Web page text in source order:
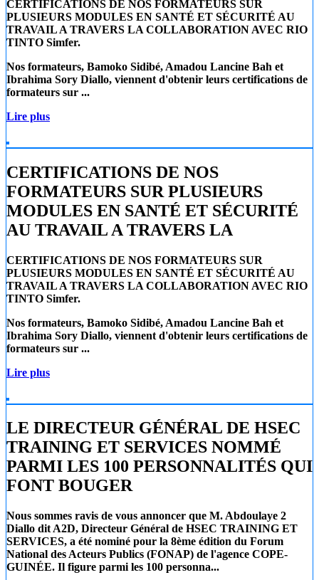
CERTIFICATIONS DE NOS FORMATEURS SUR
PLUSIEURS MODULES EN SANTÉ ET SÉCURITÉ AU
TRAVAIL A TRAVERS LA COLLABORATION AVEC RIO
TINTO Simfer.
Nos formateurs, Bamoko Sidibé, Amadou Lancine Bah et
Ibrahima Sory Diallo, viennent d'obtenir leurs certifications de
formateurs sur ...
Lire plus
CERTIFICATIONS DE NOS
FORMATEURS SUR PLUSIEURS
MODULES EN SANTÉ ET SÉCURITÉ
AU TRAVAIL A TRAVERS LA
CERTIFICATIONS DE NOS FORMATEURS SUR
PLUSIEURS MODULES EN SANTÉ ET SÉCURITÉ AU
TRAVAIL A TRAVERS LA COLLABORATION AVEC RIO
TINTO Simfer.
Nos formateurs, Bamoko Sidibé, Amadou Lancine Bah et
Ibrahima Sory Diallo, viennent d'obtenir leurs certifications de
formateurs sur ...
Lire plus
LE DIRECTEUR GÉNÉRAL DE HSEC
TRAINING ET SERVICES NOMMÉ
PARMI LES 100 PERSONNALITÉS QUI
FONT BOUGER
Nous sommes ravis de vous annoncer que M. Abdoulaye 2
Diallo dit A2D, Directeur Général de HSEC TRAINING ET
SERVICES, a été nominé pour la 8ème édition du Forum
National des Acteurs Publics (FONAP) de l'agence COPE-
GUINÉE. Il figure parmi les 100 personna...